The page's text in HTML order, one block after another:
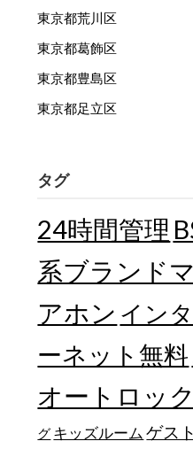
東京都荒川区
東京都葛飾区
東京都豊島区
東京都足立区
タグ
24時間管理
系ブランド
アホン イン
ーネット無料
オートロック
グ キッズルーム ゲス